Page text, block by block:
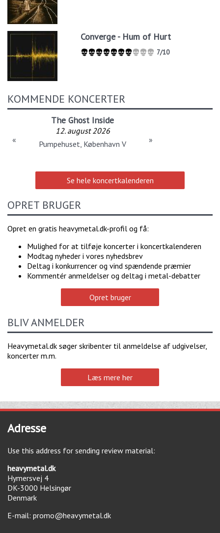
Converge - Hum of Hurt
7/10
KOMMENDE KONCERTER
The Ghost Inside
12. august 2026
Pumpehuset, København V
« »
Se hele koncertkalenderen
OPRET BRUGER
Opret en gratis heavymetal.dk-profil og få:
Mulighed for at tilføje koncerter i koncertkalenderen
Modtag nyheder i vores nyhedsbrev
Deltag i konkurrencer og vind spændende præmier
Kommentér anmeldelser og deltag i metal-debatter
Opret bruger
BLIV ANMELDER
Heavymetal.dk søger skribenter til anmeldelse af udgivelser,
koncerter m.m.
Læs mere her
Adresse
Use this address for sending review material:
heavymetal.dk
Hymersvej 4
DK-3000 Helsingør
Denmark
E-mail: promo@heavymetal.dk